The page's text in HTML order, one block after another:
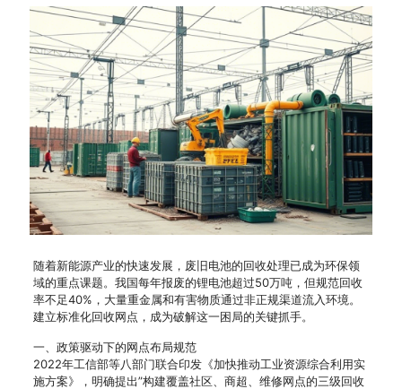
随着新能源产业的快速发展，废旧电池的回收处理已成为环保领
域的重点课题。我国每年报废的锂电池超过50万吨，但规范回收
率不足40%，大量重金属和有害物质通过非正规渠道流入环境。
建立标准化回收网点，成为破解这一困局的关键抓手。
一、政策驱动下的网点布局规范
2022年工信部等八部门联合印发《加快推动工业资源综合利用实
施方案》，明确提出”构建覆盖社区、商超、维修网点的三级回收